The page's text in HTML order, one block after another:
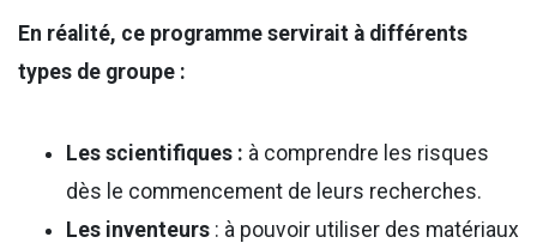
En réalité, ce programme servirait à différents
types de groupe :
Les scientifiques : à comprendre les risques
dès le commencement de leurs recherches.
Les inventeurs : à pouvoir utiliser des matériaux